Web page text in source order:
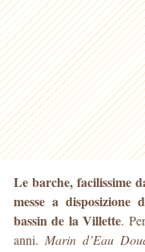
Le barche, facilissime
messe a disposizione
bassin de la Villette.
anni. Marin d’Eau